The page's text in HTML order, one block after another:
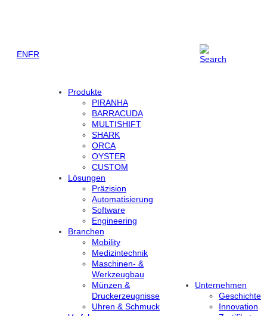
ENFR
Produkte
PIRANHA
BARRACUDA
MULTISHIFT
SHARK
ORCA
OYSTER
CUSTOM
Lösungen
Präzision
Automatisierung
Software
Engineering
Branchen
Mobility
Medizintechnik
Maschinen- &
Werkzeugbau
Münzen &
Druckerzeugnisse
Uhren & Schmuck
Unternehmen
Geschichte
Innovation